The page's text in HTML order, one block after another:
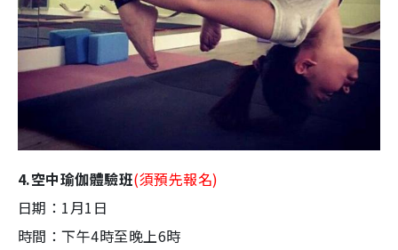
4.空中瑜伽體驗班(須預先報名)
日期：1月1日
時間：下午4時至晚上6時